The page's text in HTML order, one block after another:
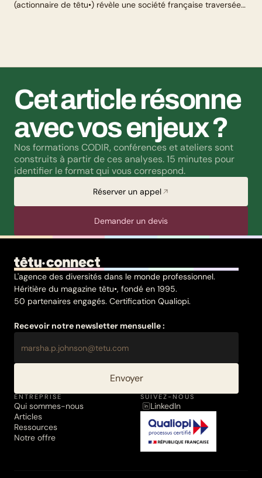
(actionnaire de têtu•) révèle une société française traversée
Cet article résonne
avec vos enjeux ?
Nos formations CODIR, conférences et ateliers sont
construits à partir de ces analyses. 15 minutes pour
identifier le format qui vous correspond.
Réserver un appel
Demander un devis
L'agence des diversités dans le monde professionnel.
Héritière du magazine têtu•, fondé en 1995.
50 partenaires engagés. Certification Qualiopi.
Recevoir notre newsletter mensuelle :
Envoyer
ENTREPRISE
Qui sommes-nous
Articles
Ressources
Notre offre
SUIVEZ-NOUS
LinkedIn